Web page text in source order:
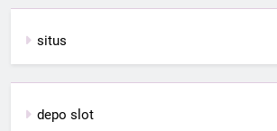
situs
depo slot